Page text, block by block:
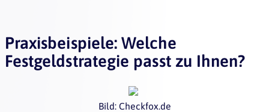
Praxisbeispiele: Welche
Festgeldstrategie passt zu Ihnen?
Bild: Checkfox.de